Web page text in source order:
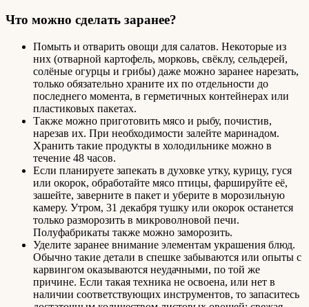
Что можно сделать заранее?
Помыть и отварить овощи для салатов. Некоторые из
них (отварной картофель, морковь, свёклу, сельдерей,
солёные огурцы и грибы) даже можно заранее нарезать,
только обязательно храните их по отдельности до
последнего момента, в герметичных контейнерах или
пластиковых пакетах.
Также можно приготовить мясо и рыбу, почистив,
нарезав их. При необходимости залейте маринадом.
Хранить такие продукты в холодильнике можно в
течение 48 часов.
Если планируете запекать в духовке утку, курицу, гуся
или окорок, обработайте мясо птицы, фаршируйте её,
зашейте, заверните в пакет и уберите в морозильную
камеру. Утром, 31 декабря тушку или окорок останется
только разморозить в микроволновой печи.
Полуфабрикаты также можно заморозить.
Уделите заранее внимание элементам украшения блюд.
Обычно такие детали в спешке забываются или опыты с
карвингом оказываются неудачными, по той же
причине. Если такая техника не освоена, или нет в
наличии соответствующих инструментов, то запаситесь